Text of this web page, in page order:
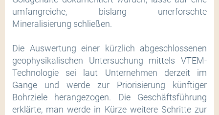
umfangreiche, bislang unerforschte
Mineralisierung schließen.
Die Auswertung einer kürzlich abgeschlossenen
geophysikalischen Untersuchung mittels VTEM-
Technologie sei laut Unternehmen derzeit im
Gange und werde zur Priorisierung künftiger
Bohrziele herangezogen. Die Geschäftsführung
erklärte, man werde in Kürze weitere Schritte zur